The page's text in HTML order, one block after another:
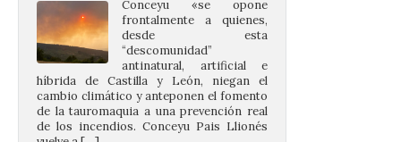
“descomunidad”
antinatural, artificial e
híbrida de Castilla y León, niegan el
cambio climático y anteponen el fomento
de la tauromaquia a una prevención real
de los incendios. Conceyu Pais Llionés
vuelve a […]